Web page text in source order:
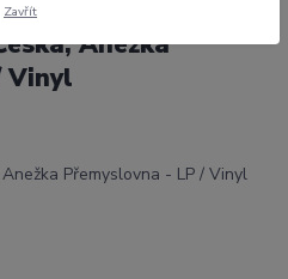
Anežka
Vinyl
Zavřít